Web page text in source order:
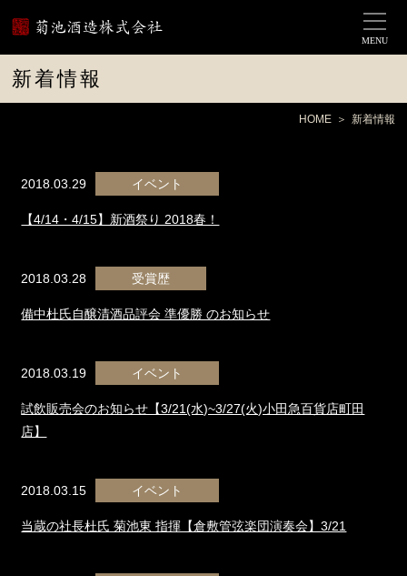
MENU
新着情報
HOME 新着情報
2018.03.29 イベント
【4/14・4/15】新酒祭り 2018春！
2018.03.28 受賞歴
備中杜氏自醸清酒品評会 準優勝 のお知らせ
2018.03.19 イベント
試飲販売会のお知らせ【3/21(水)~3/27(火)小田急百貨店町田
店】
2018.03.15 イベント
当蔵の社長杜氏 菊池東 指揮【倉敷管弦楽団演奏会】3/21